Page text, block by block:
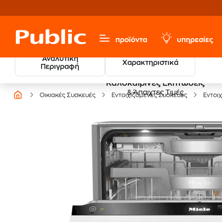
προϊόντα υπηρεσίες
Αναλυτική
Περιγραφή
Χαρακτηριστικά
Καλοκαιρινές Εκπτώσεις
& Άπαιχτες Τιμές
Οικιακές Συσκευές Εντοιχιζόμενες Συσκευές